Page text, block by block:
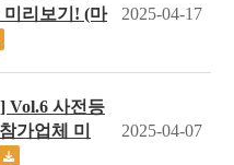
리보기! (마
2025-04-17
Vol.6 사전등
가업체 미
2025-04-07